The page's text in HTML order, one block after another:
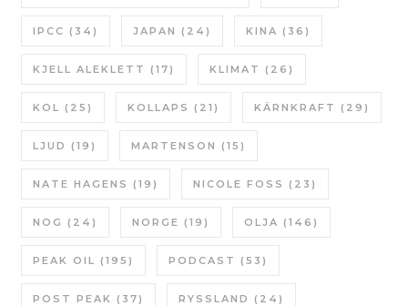
IPCC (34) JAPAN (24) KINA (36)
KJELL ALEKLETT (17) KLIMAT (26)
KOL (25) KOLLAPS (21) KÄRNKRAFT (29)
LJUD (19) MARTENSON (15)
NATE HAGENS (19) NICOLE FOSS (23)
NOG (24) NORGE (19) OLJA (146)
PEAK OIL (195) PODCAST (53)
POST PEAK (37) RYSSLAND (24)